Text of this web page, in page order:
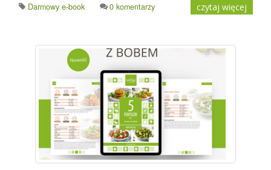
Darmowy e-book
0 komentarzy czytaj więcej